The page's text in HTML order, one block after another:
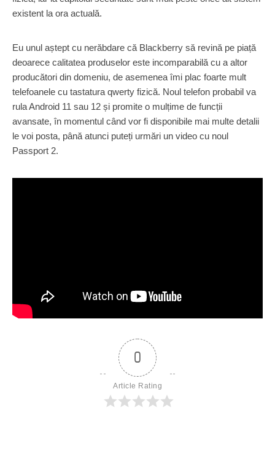
existent la ora actuală.
Eu unul aștept cu nerăbdare că Blackberry să revină pe piață
deoarece calitatea produselor este incomparabilă cu a altor
producători din domeniu, de asemenea îmi plac foarte mult
telefoanele cu tastatura qwerty fizică. Noul telefon probabil va
rula Android 11 sau 12 și promite o mulțime de funcții
avansate, în momentul când vor fi disponibile mai multe detalii
le voi posta, până atunci puteți urmări un video cu noul
Passport 2.
0
Article Rating